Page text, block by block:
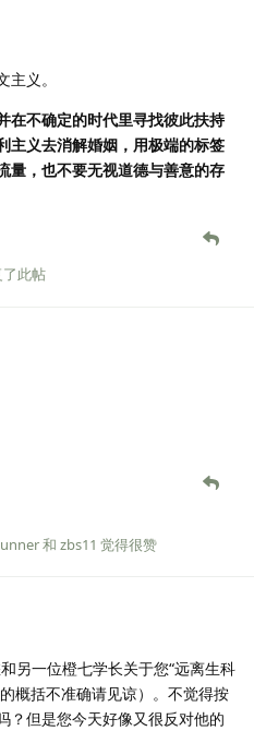
义。
在不确定的时代里寻找彼此扶持
主义去消解婚姻，用极端的标签
量，也不要无视道德与善意的存
了此帖
和 zbs11 觉得很赞
另一位橙七学长关于您“远离生科
概括不准确请见谅）。不觉得按
？但是您今天好像又很反对他的